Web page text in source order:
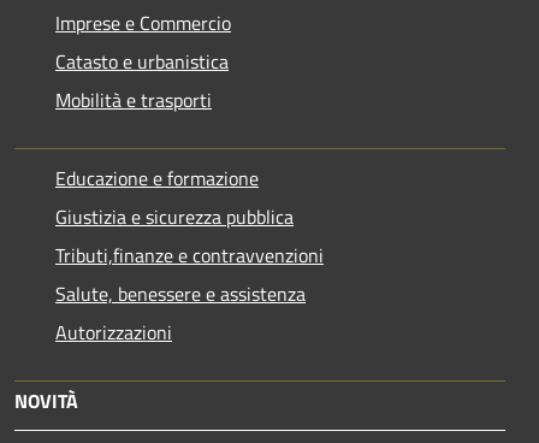
Imprese e Commercio
Catasto e urbanistica
Mobilità e trasporti
Educazione e formazione
Giustizia e sicurezza pubblica
Tributi,finanze e contravvenzioni
Salute, benessere e assistenza
Autorizzazioni
NOVITÀ